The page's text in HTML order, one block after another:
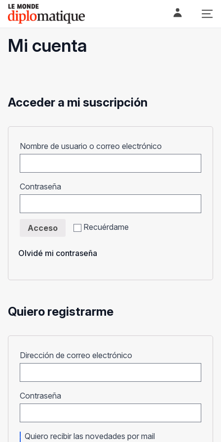
Skip
content
Le monde diplomatique
Mi cuenta
Acceder a mi suscripción
Nombre de usuario o correo electrónico
Contraseña
Recuérdame
Acceso
Olvidé mi contraseña
Quiero registrarme
Dirección de correo electrónico
Contraseña
Quiero recibir las novedades por mail